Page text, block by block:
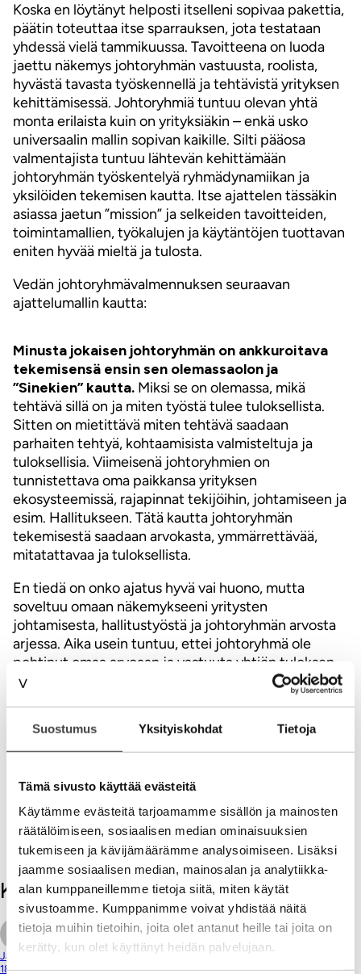
Suostumus Yksityiskohdat Tietoja
Tämä sivusto käyttää evästeitä
Käytämme evästeitä tarjoamamme sisällön ja mainosten
räätälöimiseen, sosiaalisen median ominaisuuksien
tukemiseen ja kävijämäärämme analysoimiseen. Lisäksi
jaamme sosiaalisen median, mainosalan ja analytiikka-
alan kumppaneillemme tietoja siitä, miten käytät
sivustoamme. Kumppanimme voivat yhdistää näitä
tietoja muihin tietoihin, joita olet antanut heille tai joita on
kerätty, kun olet käyttänyt heidän palvelujaan.
Koska en löytänyt helposti itselleni sopivaa pakettia,
päätin toteuttaa itse sparrauksen, jota testataan
yhdessä vielä tammikuussa. Tavoitteena on luoda
jaettu näkemys johtoryhmän vastuusta, roolista,
hyvästä tavasta työskennellä ja tehtävistä yrityksen
kehittämisessä. Johtoryhmiä tuntuu olevan yhtä
monta erilaista kuin on yrityksiäkin – enkä usko
universaalin mallin sopivan kaikille. Silti pääosa
valmentajista tuntuu lähtevän kehittämään
johtoryhmän työskentelyä ryhmädynamiikan ja
yksilöiden tekemisen kautta. Itse ajattelen tässäkin
asiassa jaetun ”mission” ja selkeiden tavoitteiden,
toimintamallien, työkalujen ja käytäntöjen tuottavan
eniten hyvää mieltä ja tulosta.
Vedän johtoryhmävalmennuksen seuraavan
ajattelumallin kautta:
Minusta jokaisen johtoryhmän on ankkuroitava
tekemisensä ensin sen olemassaolon ja
”Sinekien” kautta. Miksi se on olemassa, mikä
tehtävä sillä on ja miten työstä tulee tuloksellista.
Sitten on mietittävä miten tehtävä saadaan
parhaiten tehtyä, kohtaamisista valmisteltuja ja
tuloksellisia. Viimeisenä johtoryhmien on
tunnistettava oma paikkansa yrityksen
ekosysteemissä, rajapinnat tekijöihin, johtamiseen ja
esim. Hallitukseen. Tätä kautta johtoryhmän
tekemisestä saadaan arvokasta, ymmärrettävää,
mitatattavaa ja tuloksellista.
En tiedä on onko ajatus hyvä vai huono, mutta
soveltuu omaan näkemykseeni yritysten
johtamisesta, hallitustyöstä ja johtoryhmän arvosta
arjessa. Aika usein tuntuu, ettei johtoryhmä ole
pohtinut omaa arvoaan ja vastuuta yhtiön tuloksen
tekemisessä. Siksi sen roolia ja tekemistä on hyvä
nuohota ainakin kerran vuodessa, vaikka asiat hyvin
Kehittämisen avainsanoja: Yhteinen suunta,
sitoutuminen, reagointi, mittaaminen, oppiminen,
vastuu ja ryhmäpaine.
V
Kommentit
Jari Vento
18.01.2020